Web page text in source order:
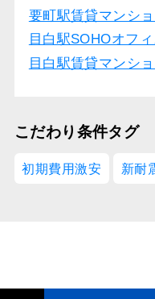
要町駅賃貸マンシ
目白駅SOHOオフ
目白駅賃貸マンシ
こだわり条件タグ
初期費用激安 新耐